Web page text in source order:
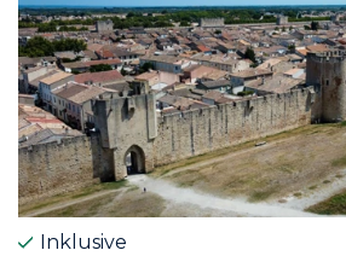
Inklusive